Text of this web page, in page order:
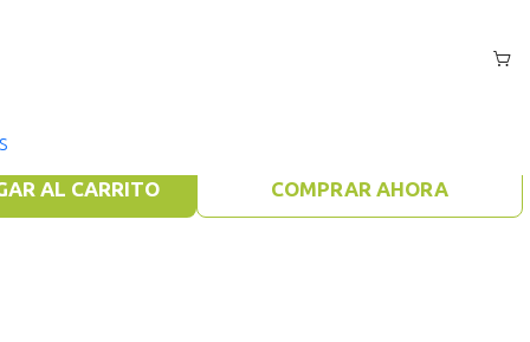
AL CARRITO COMPRAR AHORA